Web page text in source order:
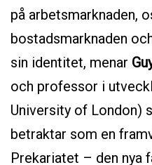
på arbetsmarknaden,
bostadsmarknaden
sin identitet, menar
och professor i
University of London)
betraktar som en
Prekariatet – den nya